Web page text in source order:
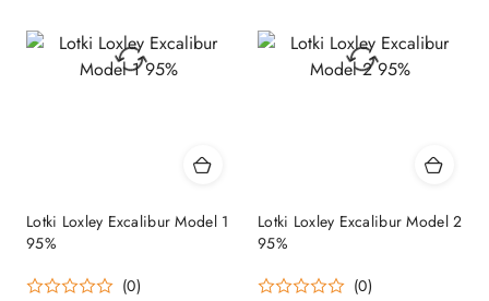
Lotki Loxley Excalibur Model 1
95%
(0)
Lotki Loxley Excalibur Model 2
95%
(0)